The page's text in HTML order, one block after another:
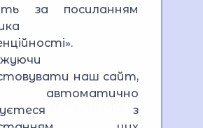
ліцей МВС
за посиланням
.
наш сайт,
з